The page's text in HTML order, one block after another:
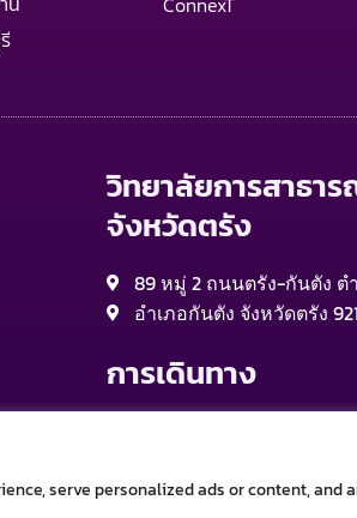
serve personalized ads or content, and
วิทยาลัยการสาธา
จังหวัดตรัง
89 หมู่ 2 ถนนตรัง-กันตัง
อำเภอกันตัง จังหวัดตรัง
การเดินทาง
จากสถานีขนส่ง > มอเตอ